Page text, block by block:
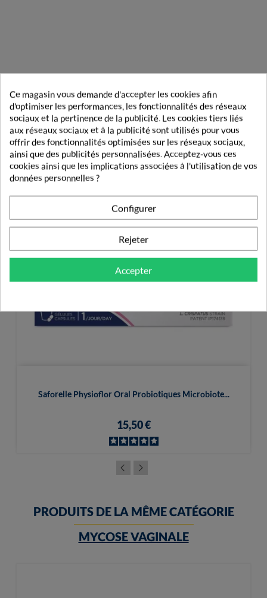
DE LA MEME MARQUE
IPRAD
Saforelle Physioflor Oral Probiotiques Microbiote...
15,50 €
PRODUITS DE LA MÊME CATÉGORIE
MYCOSE VAGINALE
Ce magasin vous demande d'accepter les cookies afin
d'optimiser les performances, les fonctionnalités des réseaux
sociaux et la pertinence de la publicité. Les cookies tiers liés
aux réseaux sociaux et à la publicité sont utilisés pour vous
offrir des fonctionnalités optimisées sur les réseaux sociaux,
ainsi que des publicités personnalisées. Acceptez-vous ces
cookies ainsi que les implications associées à l'utilisation de vos
données personnelles ?
Configurer
Rejeter
Accepter